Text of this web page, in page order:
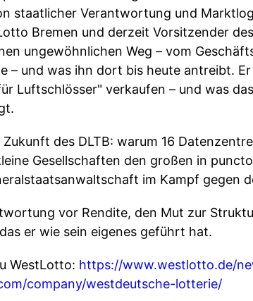
staatlicher Verantwortung und
Bremen und derzeit Vorsitzender
ungewöhnlichen Weg – vom
– und was ihn dort bis heute antreibt.
Luftschlösser" verkaufen – und was
des DLTB: warum 16
Gesellschaften den großen in
im Kampf gegen
vor Rendite, den Mut zur
er wie sein eigenes geführt hat.
WestLotto: https://www.westlotto.de/
company/westdeutsche-lotterie/